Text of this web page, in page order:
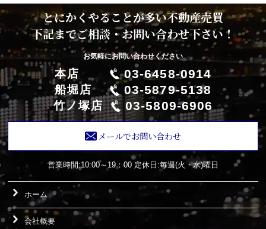
とにかくやることが多い不動産売買
下記までご相談・お問い合わせ下さい！
お気軽にお問い合わせください
本店 03-6458-0914
船堀店 03-5879-5138
竹ノ塚店 03-5809-6906
メールでお問い合わせ
営業時間:10:00～19：00 定休日:毎週(火・水)曜日
ホーム
会社概要